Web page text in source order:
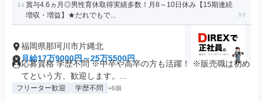
賞与4.6ヵ月◎男性育休取得実績多数！月8～10日休み【15期連続
増収・増益】★だれでもで...
福岡県那珂川市片縄北
月給17万9000円～25万5500円
応募資格 学歴不問 ※中卒や高卒の方も活躍！ ※販売職は初め
てという方、歓迎します。...
フリーター歓迎 学歴不問 +6個